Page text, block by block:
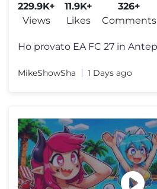
229.9K+
Views
11.9K+
Likes
326+
Comments
MikeShowSha 1 Days ago